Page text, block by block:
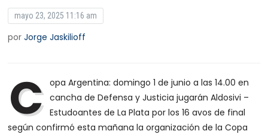
mayo 23, 2025 11:16 am
porJorge Jaskilioff
C opa Argentina: domingo 1 de junio a las 14.00 en
cancha de Defensa y Justicia jugarán Aldosivi –
Estudoantes de La Plata por los 16 avos de final
según confirmó esta mañana la organización de la Copa